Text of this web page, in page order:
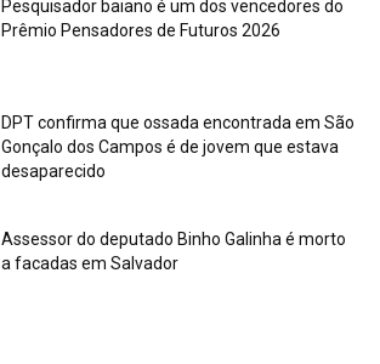
Pesquisador baiano é um dos vencedores do
Prêmio Pensadores de Futuros 2026
DPT confirma que ossada encontrada em São
Gonçalo dos Campos é de jovem que estava
desaparecido
Assessor do deputado Binho Galinha é morto
a facadas em Salvador